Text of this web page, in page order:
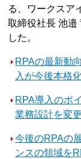
る、ワークスア
取締役社長 池邉
した。
RPAの最新動
入が今後本格
RPA導入のポ
業務設計を変
今後のRPAの
ンスの領域を